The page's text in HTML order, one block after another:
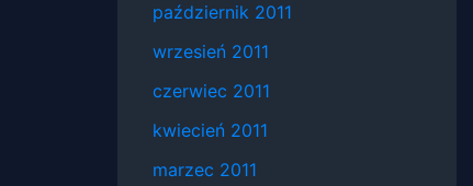
październik 2011
wrzesień 2011
czerwiec 2011
kwiecień 2011
marzec 2011